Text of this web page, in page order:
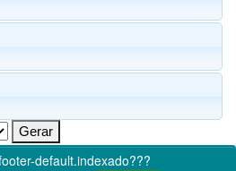
default.indexado???